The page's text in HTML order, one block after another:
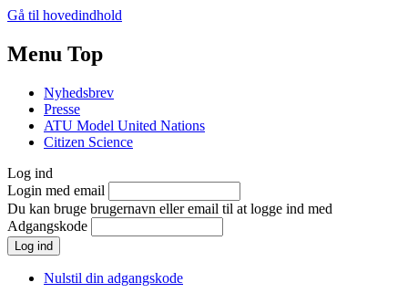
Gå til hovedindhold
Menu Top
Nyhedsbrev
Presse
ATU Model United Nations
Citizen Science
Log ind
Login med email
Du kan bruge brugernavn eller email til at logge ind med
Adgangskode
Nulstil din adgangskode